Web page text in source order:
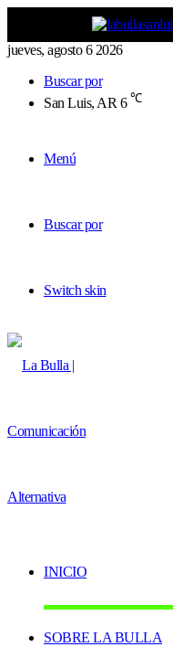
jueves, agosto 6 2026
Buscar por
San Luis, AR 6 ℃
Menú
Buscar por
Switch skin
INICIO
SOBRE LA BULLA